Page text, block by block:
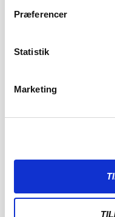
Præferencer
Statistik
Marketing
Stolthed! Det er det, der
LÆS MERE